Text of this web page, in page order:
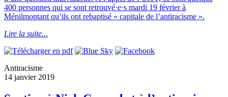
400 personnes qui se sont retrouvé·e·s mardi 19 février à
Ménilmontant qu’ils ont rebaptisé « capitale de l’antiracisme ».
Lire la suite...
Antiracisme
14 janvier 2019